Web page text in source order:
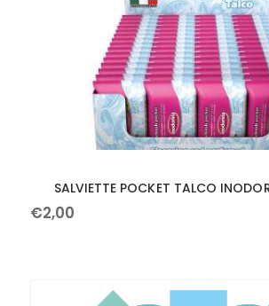
SALVIETTE POCKET TALCO
€2,00